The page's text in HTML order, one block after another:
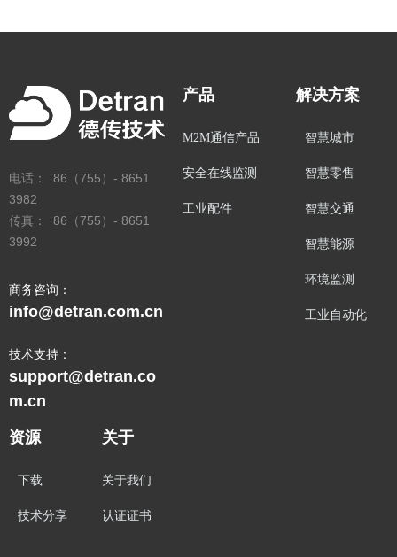
电话： 86（755）- 8651
3982
传真： 86（755）- 8651
3992
商务咨询：
info@detran.com.cn
技术支持：
support@detran.co
m.cn
产品
M2M通信产品
安全在线监测
工业配件
智慧城市
智慧零售
智慧交通
智慧能源
环境监测
工业自动化
解决方案
资源
下载
技术分享
关于
关于我们
认证证书